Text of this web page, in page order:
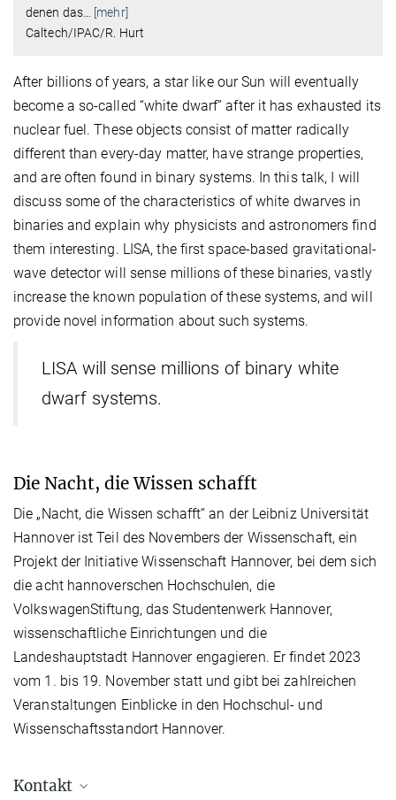
denen das… [mehr]
Caltech/IPAC/R. Hurt
After billions of years, a star like our Sun will eventually
become a so-called “white dwarf” after it has exhausted its
nuclear fuel. These objects consist of matter radically
different than every-day matter, have strange properties,
and are often found in binary systems. In this talk, I will
discuss some of the characteristics of white dwarves in
binaries and explain why physicists and astronomers find
them interesting. LISA, the first space-based gravitational-
wave detector will sense millions of these binaries, vastly
increase the known population of these systems, and will
provide novel information about such systems.
LISA will sense millions of binary white
dwarf systems.
Die Nacht, die Wissen schafft
Die „Nacht, die Wissen schafft“ an der Leibniz Universität
Hannover ist Teil des Novembers der Wissenschaft, ein
Projekt der Initiative Wissenschaft Hannover, bei dem sich
die acht hannoverschen Hochschulen, die
VolkswagenStiftung, das Studentenwerk Hannover,
wissenschaftliche Einrichtungen und die
Landeshauptstadt Hannover engagieren. Er findet 2023
vom 1. bis 19. November statt und gibt bei zahlreichen
Veranstaltungen Einblicke in den Hochschul- und
Wissenschaftsstandort Hannover.
Kontakt